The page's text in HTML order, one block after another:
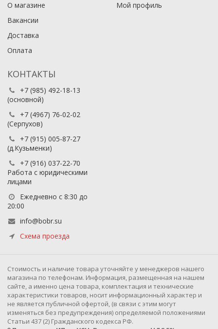
О магазине
Вакансии
Доставка
Оплата
Мой профиль
КОНТАКТЫ
+7 (985) 492-18-13
(основной)
+7 (4967) 76-02-02
(Серпухов)
+7 (915) 005-87-27
(д.Кузьменки)
+7 (916) 037-22-70
Работа с юридическими
лицами
Ежедневно с 8:30 до
20:00
info@bobr.su
Схема проезда
Cтоимость и наличие товара уточняйте у менеджеров нашего
магазина по телефонам. Информация, размещенная на нашем
сайте, а именно цена товара, комплектация и технические
характеристики товаров, носит информационный характер и
не является публичной офертой, (в связи с этим могут
изменяться без предупреждения) определяемой положениями
Статьи 437 (2) Гражданского кодекса РФ.